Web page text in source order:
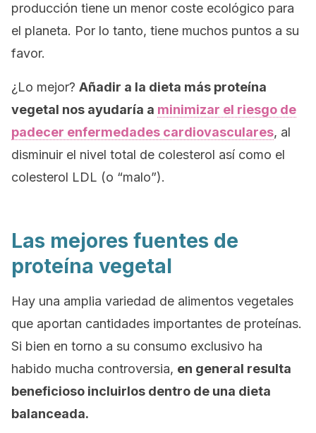
producción tiene un menor coste ecológico para
el planeta. Por lo tanto, tiene muchos puntos a su
favor.
¿Lo mejor? Añadir a la dieta más proteína
vegetal nos ayudaría a minimizar el riesgo de
padecer enfermedades cardiovasculares, al
disminuir el nivel total de colesterol así como el
colesterol LDL (o “malo”).
Las mejores fuentes de
proteína vegetal
Hay una amplia variedad de alimentos vegetales
que aportan cantidades importantes de proteínas.
Si bien en torno a su consumo exclusivo ha
habido mucha controversia, en general resulta
beneficioso incluirlos dentro de una dieta
balanceada.